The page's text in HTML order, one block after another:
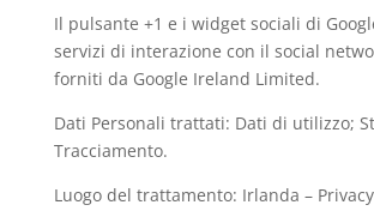
Il pulsante +1 e i widget sociali di
servizi di interazione con il social
forniti da Google Ireland Limited.
Dati Personali trattati: Dati di utilizzo;
Tracciamento.
Luogo del trattamento: Irlanda –